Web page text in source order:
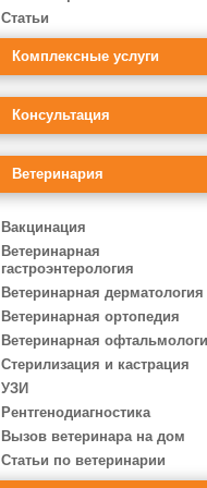
Статьи
Комплексные услуги
Консультация
Ветеринария
Вакцинация
Ветеринарная
гастроэнтерология
Ветеринарная дерматология
Ветеринарная ортопедия
Ветеринарная
Стерилизация и кастрация
УЗИ
Рентгенодиагностика
Вызов ветеринара на дом
Статьи по ветеринарии